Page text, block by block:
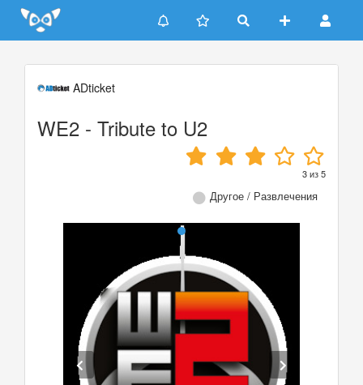
Update cookies preferences
ADticket
WE2 - Tribute to U2
3из5
Другое / Развлечения